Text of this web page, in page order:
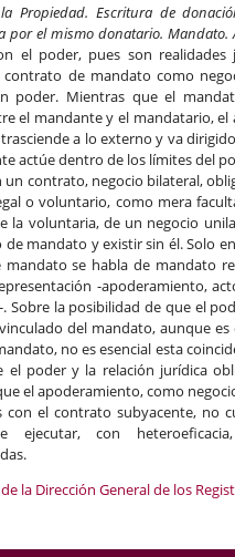
Propiedad. Escritura de
por el mismo donatario. Mandato.
el poder, pues son
contrato de mandato como
poder. Mientras que el
el mandante y el mandatario,
a lo externo y va
actúe dentro de los límites del
un contrato, negocio bilateral,
o voluntario, como mera
la voluntaria, de un negocio
mandato y existir sin él. Solo
se habla de mandato
-apoderamiento,
Sobre la posibilidad de que el
del mandato, aunque
no es esencial esta
el poder y la relación jurídica
el apoderamiento, como
con el contrato subyacente, no
ejecutar, con
la Dirección General de los